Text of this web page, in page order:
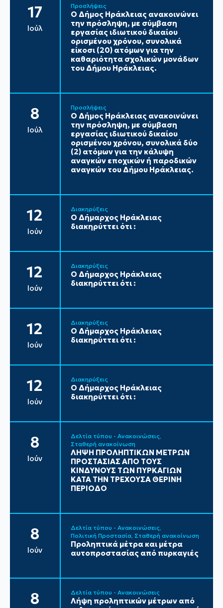
17
Ιούλ
Προσλήψεις
Ο Δήμος Ηράκλειας ανακοινώνει
την πρόσληψη, με σύμβαση
εργασίας ιδιωτικού δικαίου
ορισμένου χρόνου, συνολικά
είκοσι (20) ατόμων για την
καθαριότητα σχολικών μονάδων
του Δήμου Ηράκλειας.
8
Ιούλ
Προσλήψεις
Ο Δήμος Ηράκλειας ανακοινώνει
την πρόσληψη, με σύμβαση
εργασίας ιδιωτικού δικαίου
ορισμένου χρόνου, συνολικά δύο
(2) ατόμων για την κάλυψη
αναγκών εποχικών ή παροδικών
αναγκών του Δήμου Ηράκλειας.
12
Ιούν
Διακηρύξεις
Ο Δήμαρχος Ηράκλειας
διακηρύττει ότι :
12
Ιούν
Διακηρύξεις
Ο Δήμαρχος Ηράκλειας
διακηρύττει ότι :
12
Ιούν
Διακηρύξεις
Ο Δήμαρχος Ηράκλειας
διακηρύττει ότι :
12
Ιούν
Διακηρύξεις
Ο Δήμαρχος Ηράκλειας
διακηρύττει ότι :
8
Ιούν
Δελτία τύπου - Ανακοινώσεις
Σταθερή ανακοίνωση
ΛΗΨΗ ΠΡΟΛΗΠΤΙΚΩΝ ΜΕΤΡΩΝ
ΠΡΟΣΤΑΣΙΑΣ ΑΠΟ ΤΟΥΣ
ΚΙΝΔΥΝΟΥΣ ΤΩΝ ΠΥΡΚΑΓΙΩΝ
ΚΑΤΑ ΤΗΝ ΤΡΕΧΟΥΣΑ ΘΕΡΙΝΗ
ΠΕΡΙΟΔΟ
8
Ιούν
Δελτία τύπου - Ανακοινώσεις
Πολιτική Προστασία Σταθερή ανακοίνωση
Προληπτικά μέτρα και μέτρα
αυτοπροστασίας από πυρκαγιές
8 Δελτία τύπου - Ανακοινώσεις
Λήψη προληπτικών μέτρων από